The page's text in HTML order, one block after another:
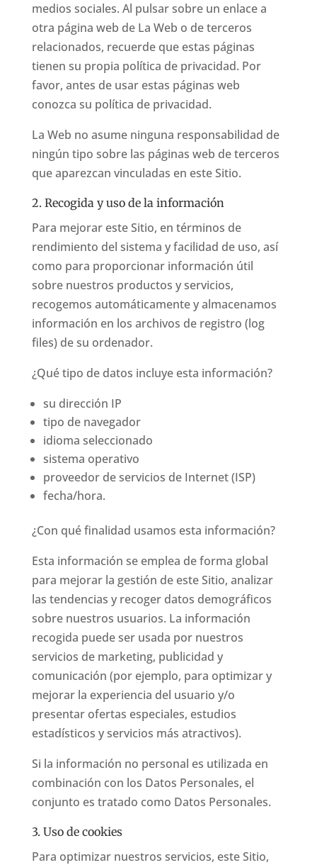
medios sociales. Al pulsar sobre un enlace a
otra página web de La Web o de terceros
relacionados, recuerde que estas páginas
tienen su propia política de privacidad. Por
favor, antes de usar estas páginas web
conozca su política de privacidad.
La Web no asume ninguna responsabilidad de
ningún tipo sobre las páginas web de terceros
que aparezcan vinculadas en este Sitio.
2. Recogida y uso de la información
Para mejorar este Sitio, en términos de
rendimiento del sistema y facilidad de uso, así
como para proporcionar información útil
sobre nuestros productos y servicios,
recogemos automáticamente y almacenamos
información en los archivos de registro (log
files) de su ordenador.
¿Qué tipo de datos incluye esta información?
su dirección IP
tipo de navegador
idioma seleccionado
sistema operativo
proveedor de servicios de Internet (ISP)
fecha/hora.
¿Con qué finalidad usamos esta información?
Esta información se emplea de forma global
para mejorar la gestión de este Sitio, analizar
las tendencias y recoger datos demográficos
sobre nuestros usuarios. La información
recogida puede ser usada por nuestros
servicios de marketing, publicidad y
comunicación (por ejemplo, para optimizar y
mejorar la experiencia del usuario y/o
presentar ofertas especiales, estudios
estadísticos y servicios más atractivos).
Si la información no personal es utilizada en
combinación con los Datos Personales, el
conjunto es tratado como Datos Personales.
3. Uso de cookies
Para optimizar nuestros servicios, este Sitio,